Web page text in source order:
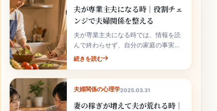
夫が専業主夫になる時｜役割チェ
ンジで夫婦関係を整える
夫が専業主夫になる時では、情報を読
んで終わらせず、自分の家庭の事実と
次の行動へ落とし込むことが大切で
続きを読む
夫婦関係の心理学2025.03.31
妻の稼ぎが増えて夫が荒れる時｜